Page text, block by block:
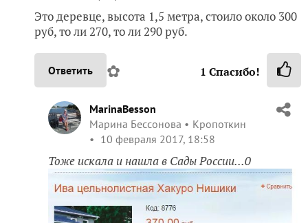
Это деревце, высота 1,5 метра, стоило около 300
руб, то ли 270, то ли 290 руб.
Ответить ✿ 1 Спасибо!
MarinaBesson
Марина Бессонова
Кропоткин
10 февраля 2017, 18:58
Тоже искала и нашла в Сады России...0